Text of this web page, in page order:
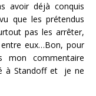
avoir déjà conquis
que les prétendus
pas les arrêter,
eux…Bon, pour
mon commentaire
à Standoff et je ne